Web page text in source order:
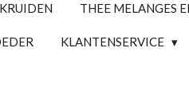
THEE MELANGES
KLANTENSERVICE